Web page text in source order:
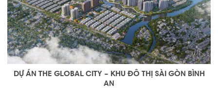
DỰ ÁN THE GLOBAL CITY – KHU ĐÔ THỊ SÀI GÒN BÌNH
AN